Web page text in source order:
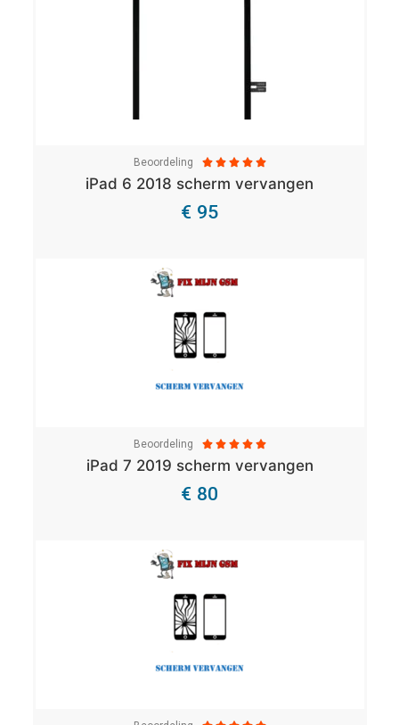
Beoordeling     
iPad 6 2018 scherm vervangen
€ 95
Bekijk Details
Beoordeling     
iPad 7 2019 scherm vervangen
€ 80
Bekijk Details